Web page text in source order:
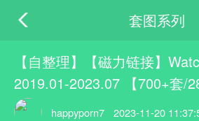
套图系列
【自整理】【磁力链接】
2019.01-2023.07 【700+套/
happyporn7 2023-11-20